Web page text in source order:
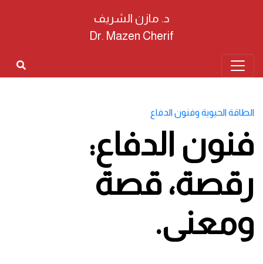
د. مازن الشريف
Dr. Mazen Cherif
الطاقة الحيوية وفنون الدفاع
فنون الدفاع:
رقصة، قصة
ومعنى.